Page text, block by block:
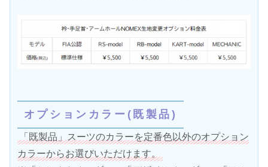
オプションカラー(既製品)
「既製品」スーツのカラーを定番色以外のオプション
カラーからお選びいただけます。